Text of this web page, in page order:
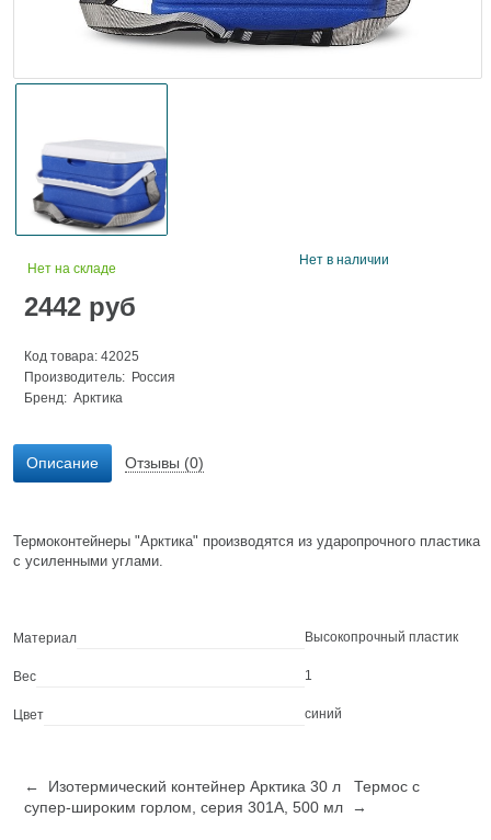
Нет на складе
2442 руб
Код товара: 42025
Производитель: Россия
Бренд: Арктика
Нет в наличии
Описание Отзывы (0)
Термоконтейнеры "Арктика" производятся из ударопрочного пластика
с усиленными углами.
Материал Высокопрочный пластик
Вес 1
Цвет синий
← Изотермический контейнер Арктика 30 л
Термос с
супер-широким горлом, серия 301А, 500 мл →